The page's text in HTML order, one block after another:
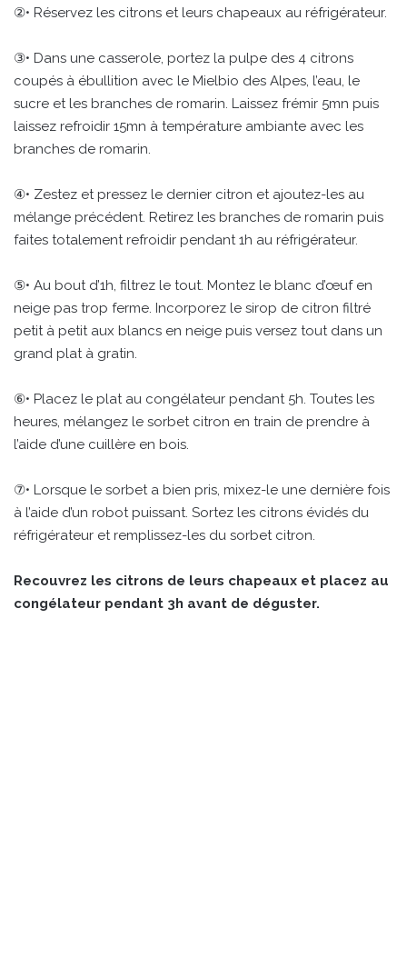
②• Réservez les citrons et leurs chapeaux au réfrigérateur.
③• Dans une casserole, portez la pulpe des 4 citrons
coupés à ébullition avec le Mielbio des Alpes, l’eau, le
sucre et les branches de romarin. Laissez frémir 5mn puis
laissez refroidir 15mn à température ambiante avec les
branches de romarin.
④• Zestez et pressez le dernier citron et ajoutez-les au
mélange précédent. Retirez les branches de romarin puis
faites totalement refroidir pendant 1h au réfrigérateur.
⑤• Au bout d’1h, filtrez le tout. Montez le blanc d’œuf en
neige pas trop ferme. Incorporez le sirop de citron filtré
petit à petit aux blancs en neige puis versez tout dans un
grand plat à gratin.
⑥• Placez le plat au congélateur pendant 5h. Toutes les
heures, mélangez le sorbet citron en train de prendre à
l’aide d’une cuillère en bois.
⑦• Lorsque le sorbet a bien pris, mixez-le une dernière fois
à l’aide d’un robot puissant. Sortez les citrons évidés du
réfrigérateur et remplissez-les du sorbet citron.
Recouvrez les citrons de leurs chapeaux et placez au
congélateur pendant 3h avant de déguster.